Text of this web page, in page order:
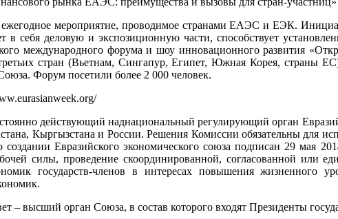
мероприятие, проводимое странами ЕАЭС и ЕЭК.
себя деловую и экспозиционную части, способствует
международного форума и шоу инновационного развития
стран (Вьетнам, Сингапур, Египет, Южная Корея, страны
Форум посетили более 2 000 человек.
действующий наднациональный регулирующий орган
Кыргызстана и России. Решения Комиссии обязательны для
Евразийского экономического союза подписан 29 мая
силы, проведение скоординированной, согласованной или
государств-членов в интересах повышения жизненного
– высший орган Союза, в состав которого входят Президенты